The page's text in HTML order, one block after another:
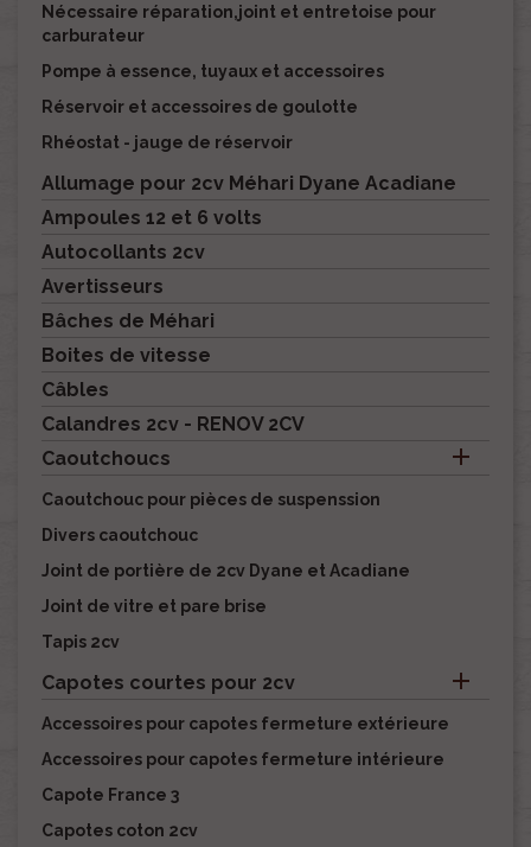
Nécessaire réparation,joint et entretoise pour
carburateur
Pompe à essence, tuyaux et accessoires
Réservoir et accessoires de goulotte
Rhéostat - jauge de réservoir
Allumage pour 2cv Méhari Dyane Acadiane
Ampoules 12 et 6 volts
Autocollants 2cv
Avertisseurs
Bâches de Méhari
Boites de vitesse
Câbles
Calandres 2cv - RENOV 2CV
Caoutchoucs

Caoutchouc pour pièces de suspenssion
Divers caoutchouc
Joint de portière de 2cv Dyane et Acadiane
Joint de vitre et pare brise
Tapis 2cv
Capotes courtes pour 2cv 
Accessoires pour capotes fermeture extérieure
Accessoires pour capotes fermeture intérieure
Capote France 3
Capotes coton 2cv